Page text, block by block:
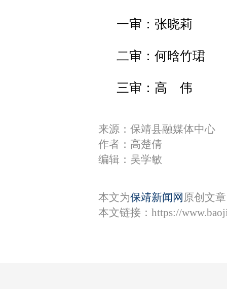
一审：张晓莉
二审：何晗竹珺
三审：高 伟
来源：保靖县融媒体中心
作者：高楚倩
编辑：吴学敏
本文为保靖新闻网 原创文
本文链接： https://